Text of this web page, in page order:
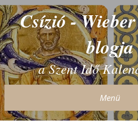
Csízió -
blogja
a Szent Idő
Menü